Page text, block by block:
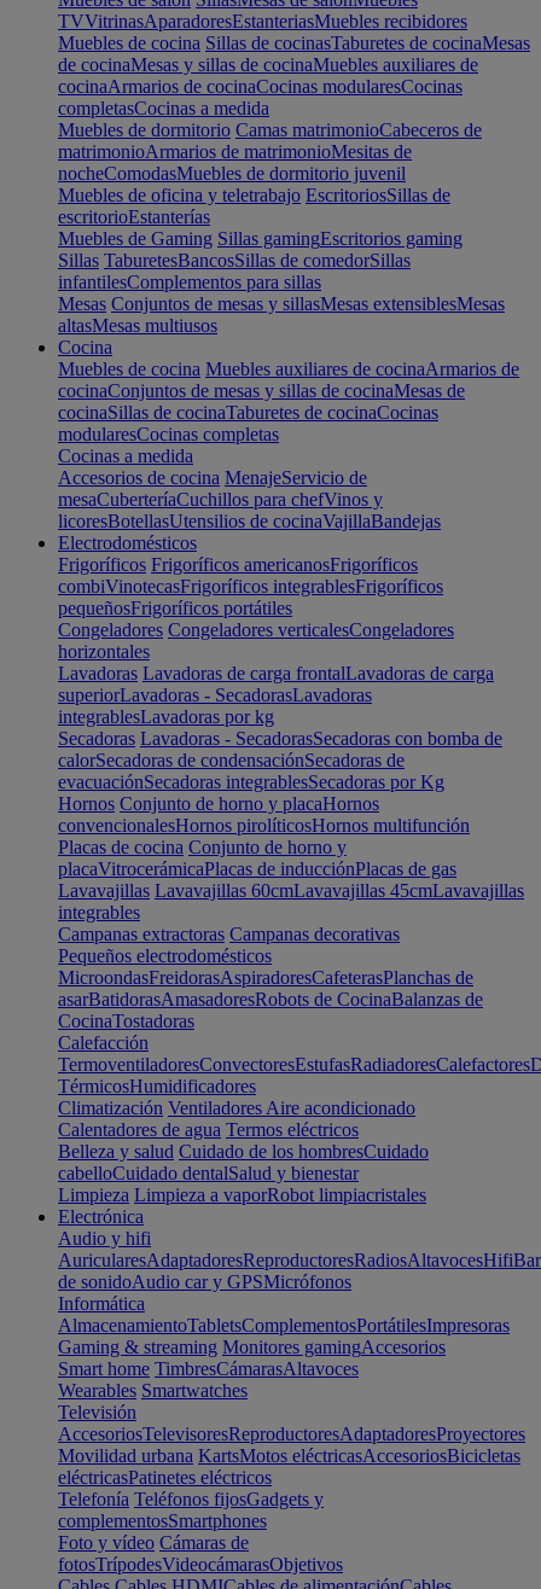
TVVitrinasAparadoresEstanteriasMuebles recibidores
Muebles de cocina Sillas de cocinasTaburetes de cocinaMesas
de cocinaMesas y sillas de cocinaMuebles auxiliares de
cocinaArmarios de cocinaCocinas modularesCocinas
completasCocinas a medida
Muebles de dormitorio Camas matrimonioCabeceros de
matrimonioArmarios de matrimonioMesitas de
nocheComodasMuebles de dormitorio juvenil
Muebles de oficina y teletrabajo EscritoriosSillas de
escritorioEstanterías
Muebles de Gaming Sillas gamingEscritorios gaming
Sillas TaburetesBancosSillas de comedorSillas
infantilesComplementos para sillas
Mesas Conjuntos de mesas y sillasMesas extensiblesMesas
altasMesas multiusos
Cocina
Muebles de cocina Muebles auxiliares de cocinaArmarios de
cocinaConjuntos de mesas y sillas de cocinaMesas de
cocinaSillas de cocinaTaburetes de cocinaCocinas
modularesCocinas completas
Cocinas a medida
Accesorios de cocina MenajeServicio de
mesaCuberteríaCuchillos para chefVinos y
licoresBotellasUtensilios de cocinaVajillaBandejas
Electrodomésticos
Frigoríficos Frigoríficos americanosFrigoríficos
combiVinotecasFrigoríficos integrablesFrigoríficos
pequeñosFrigoríficos portátiles
Congeladores Congeladores verticalesCongeladores
horizontales
Lavadoras Lavadoras de carga frontalLavadoras de carga
superiorLavadoras - SecadorasLavadoras
integrablesLavadoras por kg
Secadoras Lavadoras - SecadorasSecadoras con bomba de
calorSecadoras de condensaciónSecadoras de
evacuaciónSecadoras integrablesSecadoras por Kg
Hornos Conjunto de horno y placaHornos
convencionalesHornos pirolíticosHornos multifunción
Placas de cocina Conjunto de horno y
placaVitrocerámicaPlacas de inducciónPlacas de gas
Lavavajillas Lavavajillas 60cmLavavajillas 45cmLavavajillas
integrables
Campanas extractoras Campanas decorativas
Pequeños electrodomésticos
MicroondasFreidorasAspiradoresCafeterasPlanchas de
asarBatidorasAmasadoresRobots de CocinaBalanzas de
CocinaTostadoras
Calefacción
TermoventiladoresConvectoresEstufasRadiadoresCalefactores
TérmicosHumidificadores
Climatización Ventiladores Aire acondicionado
Calentadores de agua Termos eléctricos
Belleza y salud Cuidado de los hombresCuidado
cabelloCuidado dentalSalud y bienestar
Limpieza Limpieza a vaporRobot limpiacristales
Electrónica
Audio y hifi
AuricularesAdaptadoresReproductoresRadiosAltavocesHifi
de sonidoAudio car y GPSMicrófonos
Informática
AlmacenamientoTabletsComplementosPortátilesImpresoras
Gaming & streaming Monitores gamingAccesorios
Smart home TimbresCámarasAltavoces
Wearables Smartwatches
Televisión
AccesoriosTelevisoresReproductoresAdaptadoresProyectores
Movilidad urbana KartsMotos eléctricasAccesoriosBicicletas
eléctricasPatinetes eléctricos
Telefonía Teléfonos fijosGadgets y
complementosSmartphones
Foto y vídeo Cámaras de
fotosTrípodesVideocámarasObjetivos